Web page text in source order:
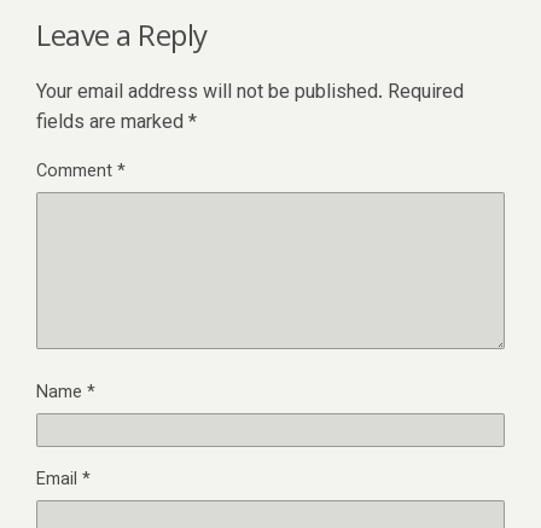
Leave a Reply
Your email address will not be published. Required
fields are marked *
Comment*
Name *
Email *